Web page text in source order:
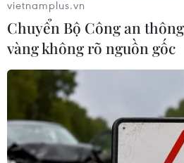
vietnamplus.vn
Chuyển Bộ Công an
vàng không rõ nguồn gốc